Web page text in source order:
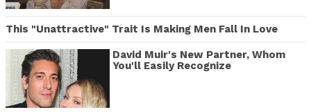
This "Unattractive" Trait Is Making Men Fall In Love
David Muir's New Partner, Whom
You'll Easily Recognize